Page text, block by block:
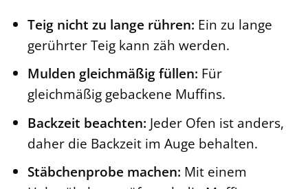
Teig nicht zu lange rühren: Ein zu lange
gerührter Teig kann zäh werden.
Mulden gleichmäßig füllen: Für
gleichmäßig gebackene Muffins.
Backzeit beachten: Jeder Ofen ist anders,
daher die Backzeit im Auge behalten.
Stäbchenprobe machen: Mit einem